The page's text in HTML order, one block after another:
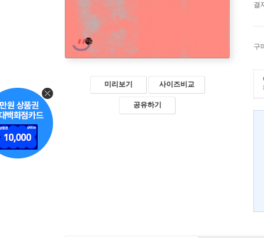
미리보기 사이즈비교
공유하기
결
구